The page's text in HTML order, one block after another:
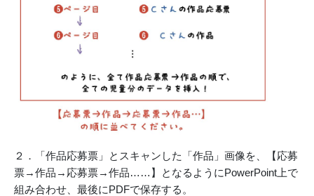
２．「作品応募票」とスキャンした「作品」画像を、【応募
票→作品→応募票→作品……】となるようにPowerPoint上で
組み合わせ、最後にPDFで保存する。